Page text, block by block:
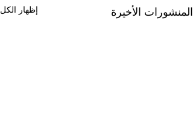
المنشورات الأخيرة إظهار الكل